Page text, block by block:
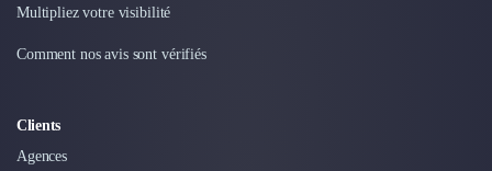
Multipliez votre visibilité
Comment nos avis sont vérifiés
Clients
Agences